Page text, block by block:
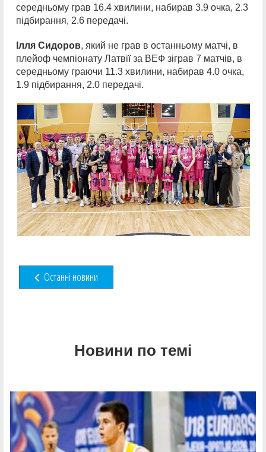
середньому грав 16.4 хвилини, набирав 3.9 очка, 2.3
підбирання, 2.6 передачі.
Ілля Сидоров, який не грав в останньому матчі, в
плейоф чемпіонату Латвії за ВЕФ зіграв 7 матчів, в
середньому граючи 11.3 хвилини, набирав 4.0 очка,
1.9 підбирання, 2.0 передачі.
Останні новини
Новини по темі